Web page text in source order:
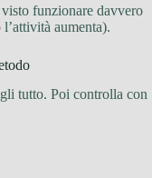
funzionare davvero
aumenta).
tutto. Poi controlla con